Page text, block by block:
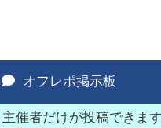
オフレポ掲示板
催者だけが投稿できま